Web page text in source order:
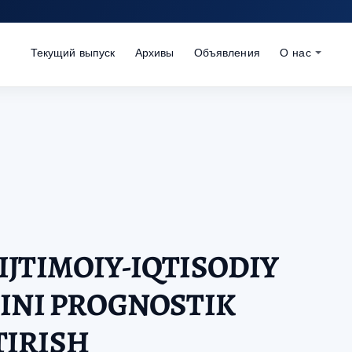
Текущий выпуск Архивы Объявления О нас
IQTISODIY
PROGNOSTIK